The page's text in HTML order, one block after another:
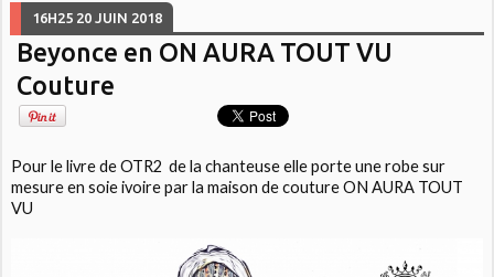
16H25 20 JUIN 2018
Beyonce en ON AURA TOUT VU
Couture
Pour le livre de OTR2 de la chanteuse elle porte une robe sur
mesure en soie ivoire par la maison de couture ON AURA TOUT
VU